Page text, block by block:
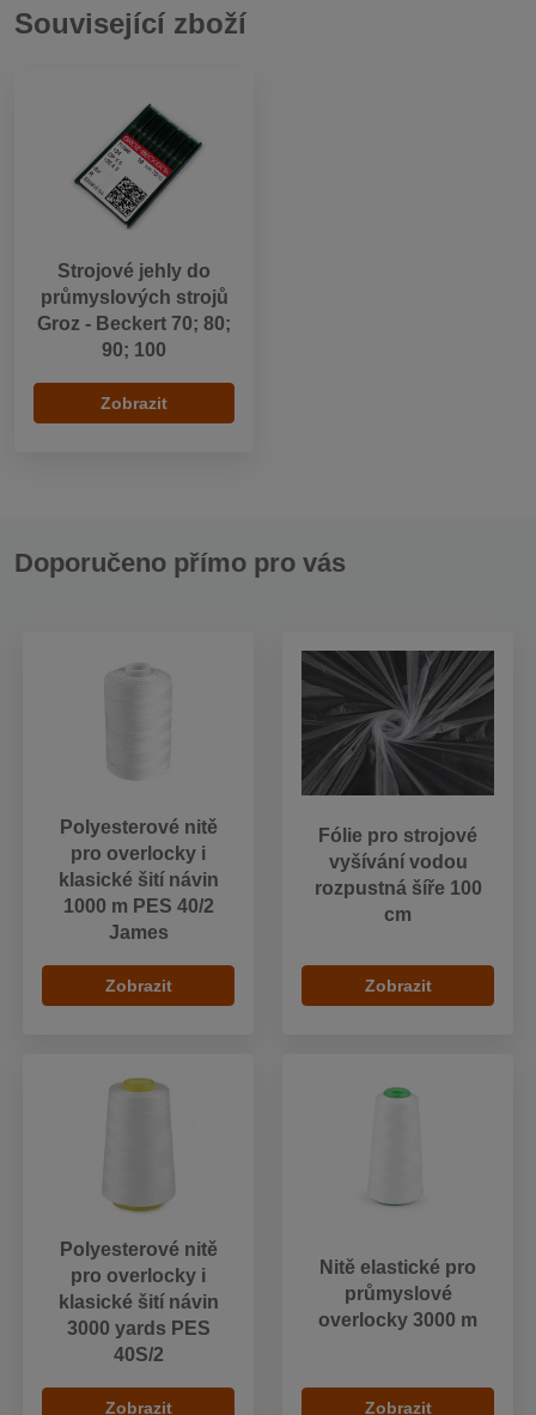
Související zboží
Strojové jehly do
průmyslových strojů
Groz - Beckert 70; 80;
90; 100
Zobrazit
Doporučeno přímo pro vás
Polyesterové nitě
pro overlocky i
klasické šití návin
1000 m PES 40/2
James
Zobrazit
Fólie pro strojové
vyšívání vodou
rozpustná šíře 100
cm
Zobrazit
Polyesterové nitě
pro overlocky i
klasické šití návin
3000 yards PES
40S/2
Zobrazit
Nitě elastické pro
průmyslové
overlocky 3000 m
Zobrazit